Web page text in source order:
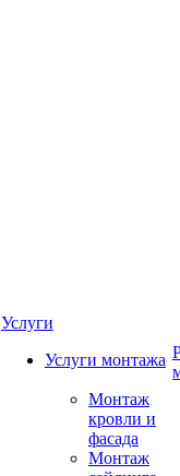
Услуги
Услуги монтажа
Монтаж
кровли и
фасада
Монтаж